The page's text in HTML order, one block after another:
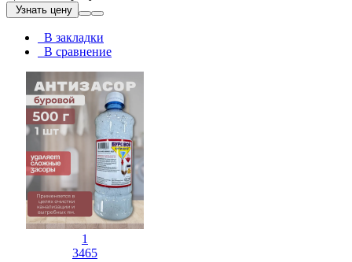
Узнать цену
В закладки
В сравнение
1
3465